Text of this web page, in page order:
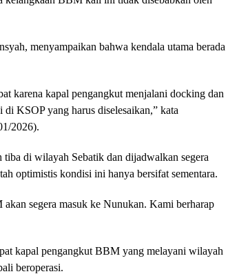
menyampaikan bahwa kendala utama berada
karena kapal pengangkut menjalani docking dan
KSOP yang harus diselesaikan,” kata
2026).
di wilayah Sebatik dan dijadwalkan segera
optimistis kondisi ini hanya bersifat sementara.
segera masuk ke Nunukan. Kami berharap
kapal pengangkut BBM yang melayani wilayah
beroperasi.